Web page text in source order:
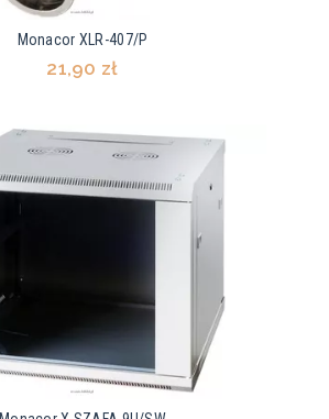
Monacor XLR-407/P
21,90 zł